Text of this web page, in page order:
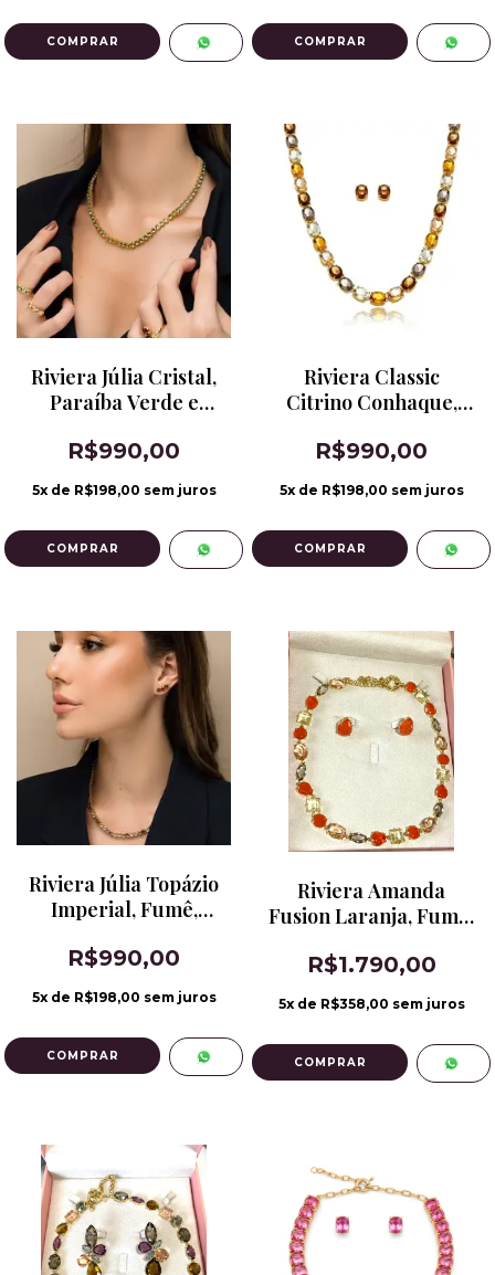
Riviera Júlia Cristal,
Paraíba Verde e
R$990,00
5x de R$198,00 sem juros
Riviera Classic
Citrino Conhaque,
Champanhe e
Topázio Imperial
R$990,00
5x de R$198,00 sem juros
Riviera Júlia Topázio
Imperial, Fumê,
Cristal
R$990,00
5x de R$198,00 sem juros
Riviera Amanda
Fusion Laranja, Fumê,
Champanhe
R$1.790,00
5x de R$358,00 sem juros